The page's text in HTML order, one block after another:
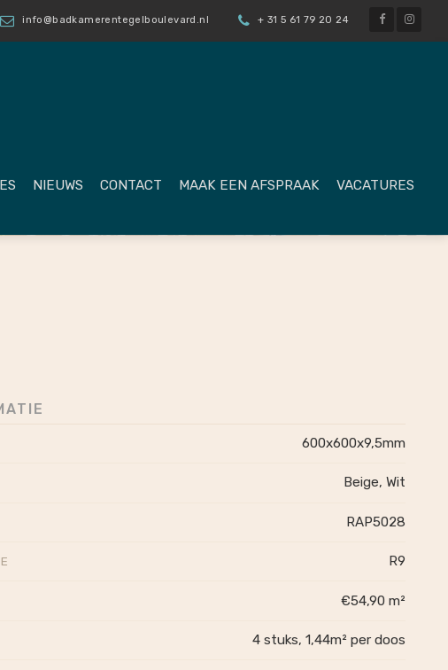
info@badkamerentegelboulevard.nl + 31 5 61 79 20 24
NIEUWS CONTACT MAAK EEN AFSPRAAK VACATURES
600x600x9,5mm
Beige, Wit
RAP5028
R9
€54,90 m²
4 stuks, 1,44m² per doos